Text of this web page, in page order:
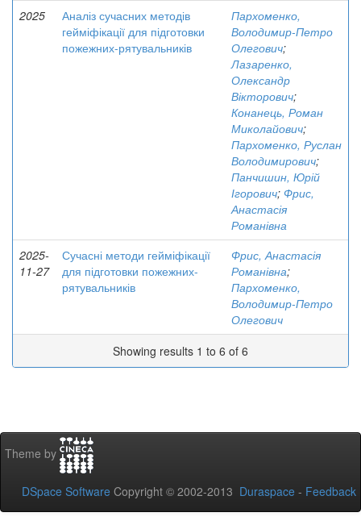
2025
Аналіз сучасних методів
гейміфікації для підготовки
пожежних-рятувальників
Пархоменко,
Володимир-Петро
Олегович;
Лазаренко,
Олександр
Вікторович;
Конанець, Роман
Миколайович;
Пархоменко, Руслан
Володимирович;
Панчишин, Юрій
Ігорович; Фрис,
Анастасія
Романівна
2025-
11-27
Сучасні методи гейміфікації
для підготовки пожежних-
рятувальників
Фрис, Анастасія
Романівна;
Пархоменко,
Володимир-Петро
Олегович
Showing results 1 to 6 of 6
Theme by
DSpace Software Copyright © 2002-2013 Duraspace - Feedback